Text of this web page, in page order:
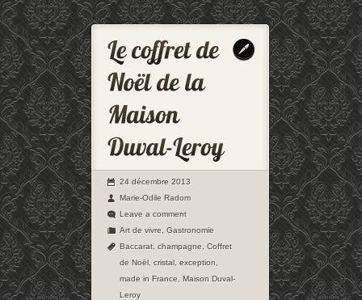
24 décembre 2013
Marie-Odile Radom
Leave a comment
Art de vivre
Gastronomie
Baccarat champagne
Coffret
de Noël cristal exception
made in France
Maison Duval-
Leroy